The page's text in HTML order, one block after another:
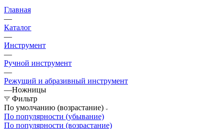
Главная
—
Каталог
—
Инструмент
—
Ручной инструмент
—
Режущий и абразивный инструмент
—Ножницы
Фильтр
По умолчанию (возрастание)
По популярности (убывание)
По популярности (возрастание)